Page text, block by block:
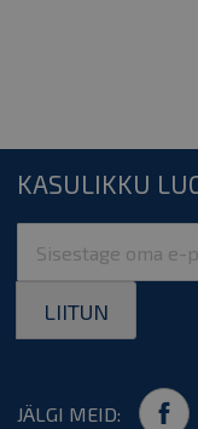
KASULIKKU
Up
for
Newsletter:
LIITUN
JÄLGI MEID: